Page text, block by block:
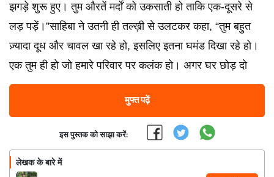
झगड़े शुरू हुए। तुम औरतें मर्दों को उकसाती हो ताकि एक-दूसरे से
लड़ पड़ें।”साहिबा ने उतनी ही तल्ख़ी से उलटकर कहा, “तुम बहुत
ज़्यादा दूध और चावल खा रहे हो, इसलिए इतना घमंड दिखा रहे हो।
एक तुम ही हो जो हमारे परिवार पर कलंक हो। अगर घर छोड़ दो
मुफ्त पढ़ें
इस पुस्तक को साझा करें:
लेखक के बारे में